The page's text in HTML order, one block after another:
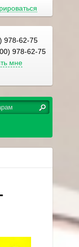
978-62-75
978-62-75
мне